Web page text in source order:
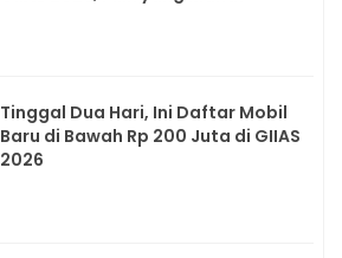
Tinggal Dua Hari, Ini Daftar Mobil
Baru di Bawah Rp 200 Juta di GIIAS
2026